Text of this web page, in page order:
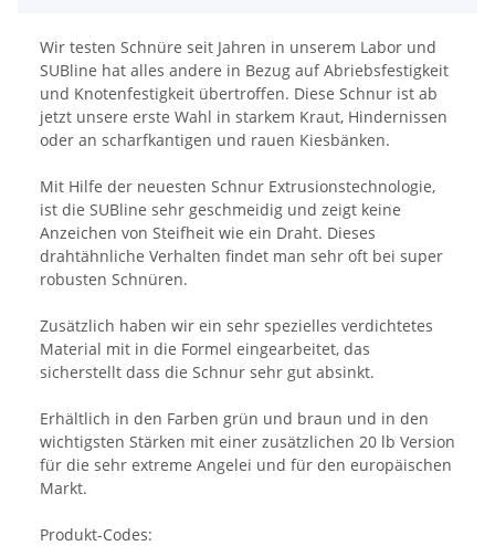
Wir testen Schnüre seit Jahren in unserem Labor und
SUBline hat alles andere in Bezug auf Abriebsfestigkeit
und Knotenfestigkeit übertroffen. Diese Schnur ist ab
jetzt unsere erste Wahl in starkem Kraut, Hindernissen
oder an scharfkantigen und rauen Kiesbänken.
Mit Hilfe der neuesten Schnur Extrusionstechnologie,
ist die SUBline sehr geschmeidig und zeigt keine
Anzeichen von Steifheit wie ein Draht. Dieses
drahtähnliche Verhalten findet man sehr oft bei super
robusten Schnüren.
Zusätzlich haben wir ein sehr spezielles verdichtetes
Material mit in die Formel eingearbeitet, das
sicherstellt dass die Schnur sehr gut absinkt.
Erhältlich in den Farben grün und braun und in den
wichtigsten Stärken mit einer zusätzlichen 20 lb Version
für die sehr extreme Angelei und für den europäischen
Markt.
Produkt-Codes: